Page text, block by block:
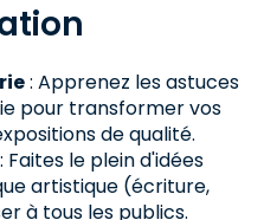
: Apprenez les astuces
pour transformer vos
de qualité.
: Faites le plein d'idées
artistique (écriture,
à tous les publics.